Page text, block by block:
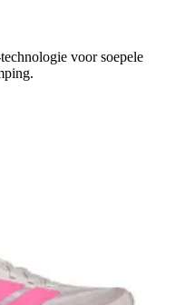
voor soepele